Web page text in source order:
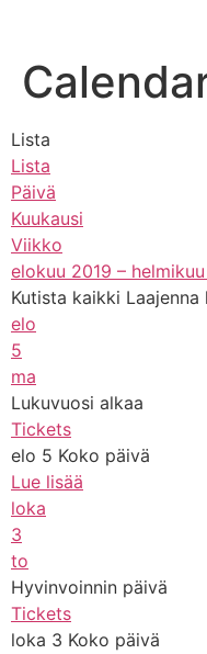
Lista
Lista
Päivä
Kuukausi
Viikko
elokuu 2019 –
Kutista kaikki Laajenna
elo
5
ma
Lukuvuosi alkaa
Tickets
elo 5 Koko päivä
Lue lisää
loka
3
to
Hyvinvoinnin päivä
Tickets
loka 3 Koko päivä